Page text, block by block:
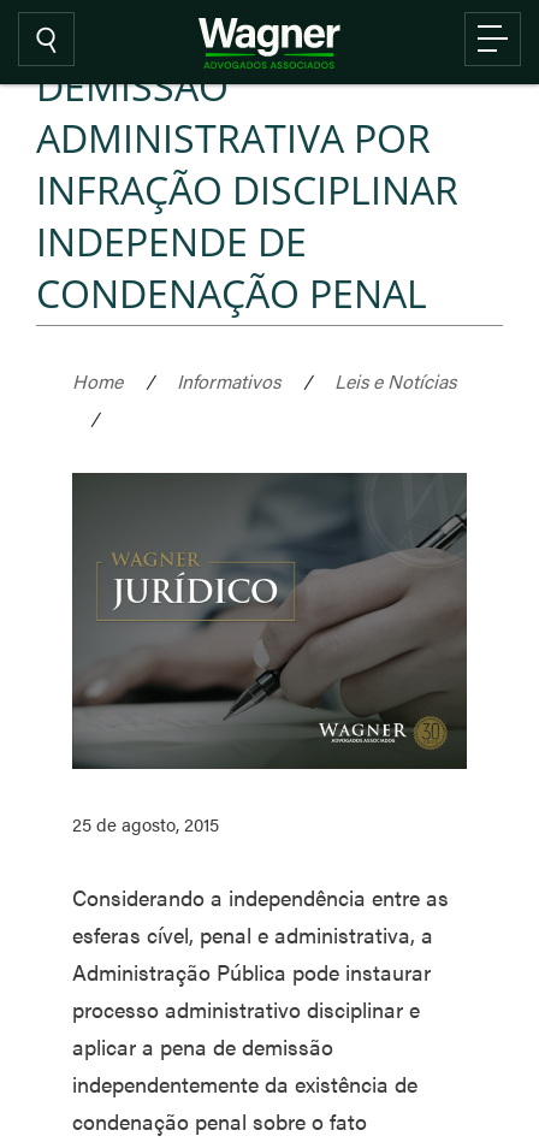
DEMISSÃO
ADMINISTRATIVA POR
INFRAÇÃO DISCIPLINAR
INDEPENDE DE
CONDENAÇÃO PENAL
Home / Informativos /
Leis e Notícias
/
25 de agosto, 2015
Considerando a independência entre as
esferas cível, penal e administrativa, a
Administração Pública pode instaurar
processo administrativo disciplinar e
aplicar a pena de demissão
independentemente da existência de
condenação penal sobre o fato